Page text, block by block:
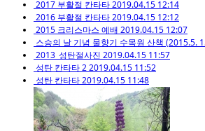
2017 부활절 칸타타2019.04.15 12:14
2016 부활절 칸타타2019.04.15 12:12
2015 크리스마스 예배 2019.04.15 12:07
스승의 날 기념 물향기 수목원 산책 (2015.5.
2013_성탄절사진 2019.04.15 11:57
성탄 칸타타 22019.04.15 11:52
성탄 칸타타2019.04.15 11:48